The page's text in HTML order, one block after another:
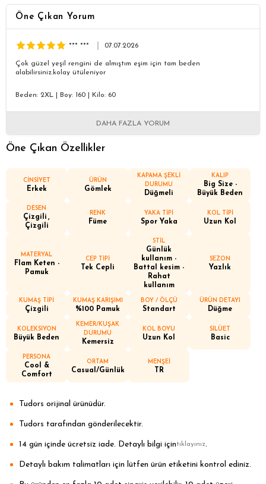
Öne Çıkan Yorum
*** *** 07.07.2026
Çok güzel yeşil rengini de almıştım eşim için tam beden
alabilirsiniz.kolay ütüleniyor
Beden: 2XL Boy: 160 Kilo: 60
DAHA FAZLA YORUM
Öne Çıkan Özellikler
CİNSİYET
Erkek
ÜRÜN
Gömlek
KAPAMA ŞEKLİ
DURUMU
Düğmeli
KALIP
Big Size -
Büyük Beden
DESEN
Çizgili
Çizgili
RENK
Füme
YAKA TİPİ
Spor Yaka
KOL TİPİ
Uzun Kol
MATERYAL
Flam Keten -
Pamuk
CEP TİPİ
Tek Cepli
STİL
Günlük
kullanım -
Battal kesim -
Rahat
kullanım
SEZON
Yazlık
KUMAŞ TİPİ
Çizgili
KUMAŞ KARIŞIMI
%100 Pamuk
BOY / ÖLÇÜ
Standart
ÜRÜN DETAYI
Düğme
KOLEKSİYON
Büyük Beden
KEMER/KUŞAK
DURUMU
Kemersiz
KOL BOYU
Uzun Kol
SİLÜET
Basic
PERSONA
Cool &
Comfort
ORTAM
Casual/Günlük
MENŞEİ
TR
Tudors orijinal ürünüdür.
Tudors tarafından gönderilecektir.
14 gün içinde ücretsiz iade. Detaylı bilgi içintıklayınız.
Detaylı bakım talimatları için lütfen ürün etiketini kontrol ediniz.